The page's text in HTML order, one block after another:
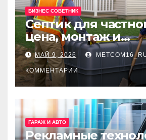
БИЗНЕС СОВЕТНИК
Септик для
цена, монтаж и
организация
канализации
МАЙ 9, 2026
КОММЕНТАРИИ
ГАРАЖ И АВТО
Рекламные